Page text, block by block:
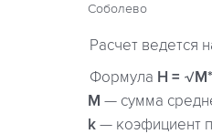
Соболево
Расчет ведется
Формула H =
М — сумма
k — коэфициент